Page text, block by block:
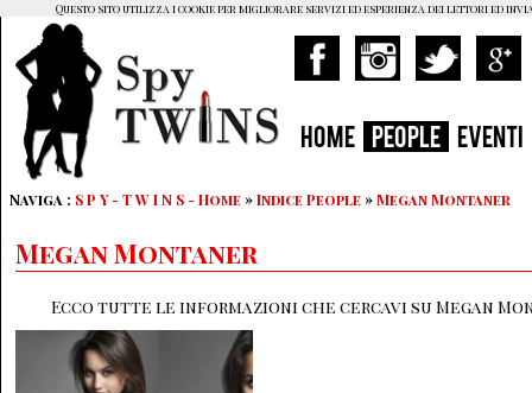
HOME PEOPLE EVENTI
Naviga : S P Y - T W I N S - Home »Indice People »Megan Montaner
Megan Montaner
Ecco tutte le informazioni che cercavi su Megan
Questo sito utilizza i cookie per migliorare servizi ed esperienza dei lettori ed